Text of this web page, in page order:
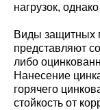
нагрузок,
Виды защитных
представляют
либо
Нанесение
горячего
стойкость от